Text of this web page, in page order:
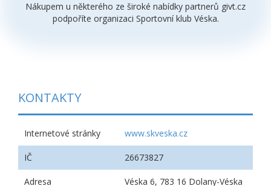
Nákupem u některého ze široké nabídky partnerů givt.cz
podpoříte organizaci Sportovní klub Véska.
KONTAKTY
Internetové stránky www.skveska.cz
IČ 26673827
Adresa Véska 6, 783 16 Dolany-Véska